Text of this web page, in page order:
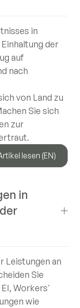
in
der
auf
nach
von Land zu
Sie sich
zur
lesen (EN)
in
Leistungen an
Sie
Workers'
wie